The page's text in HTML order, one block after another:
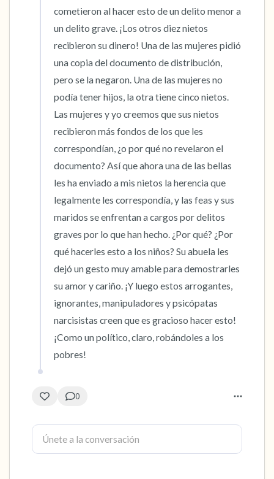
cometieron al hacer esto de un delito menor a
un delito grave. ¡Los otros diez nietos
recibieron su dinero! Una de las mujeres pidió
una copia del documento de distribución,
pero se la negaron. Una de las mujeres no
podía tener hijos, la otra tiene cinco nietos.
Las mujeres y yo creemos que sus nietos
recibieron más fondos de los que les
correspondían, ¿o por qué no revelaron el
documento? Así que ahora una de las bellas
les ha enviado a mis nietos la herencia que
legalmente les correspondía, y las feas y sus
maridos se enfrentan a cargos por delitos
graves por lo que han hecho. ¿Por qué? ¿Por
qué hacerles esto a los niños? Su abuela les
dejó un gesto muy amable para demostrarles
su amor y cariño. ¡Y luego estos arrogantes,
ignorantes, manipuladores y psicópatas
narcisistas creen que es gracioso hacer esto!
¡Como un político, claro, robándoles a los
pobres!
0